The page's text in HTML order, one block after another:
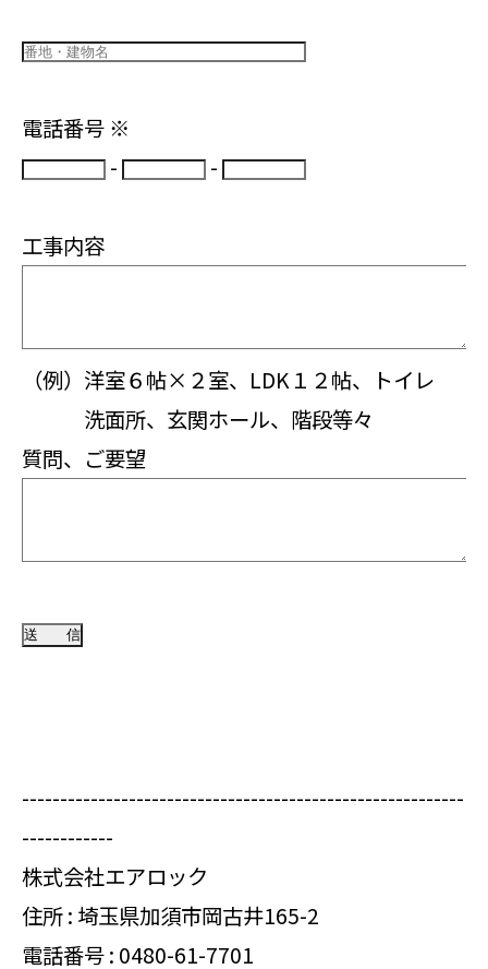
電話番号 ※
-
-
工事内容
（例）洋室６帖×２室、LDK１２帖、トイレ
洗面所、玄関ホール、階段等々
質問、ご要望
----------------------------------------------------------
------------
株式会社エアロック
住所 : 埼玉県加須市岡古井165-2
電話番号 : 0480-61-7701